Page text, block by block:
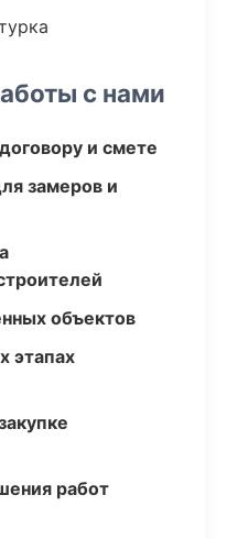
с нами
и смете
замеров и
объектов
этапах
работ